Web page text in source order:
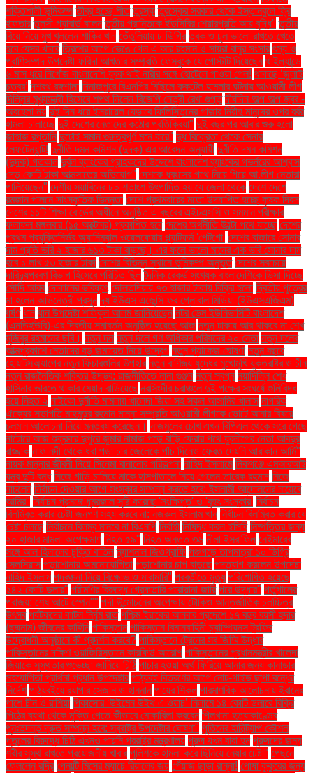
শক্তিশালী ভূমিকম্প তীব্র হচ্ছে শীত তুরস্ক তুরস্কের সরকার থেকে ইস্তানবুলে ফ্রি
ইফতার তুলসী গ্যাবার্ড বলেন তৃতীয় প্রান্তিকে ইউসিবির শেয়ারপ্রতি আয় বৃদ্ধি" তৃতীয়
বিয়ে নিয়ে মুখ খুললেন শাকিব খান তেঁতুলিয়ায় ৮ ডিগ্রি ত্বক ও চুল ভালো রাখতে খেতে
হবে যেসব খাবার ত্রিশের আগে ভেঙে গেল এ আর রহমান ও সায়রা বানুর সংসার ৎস্য ও
প্রাণিসম্পদ উপদেষ্টা ফরিদা আখতার সম্প্রতি ফেসবুকে যে পোস্টটি দিয়েছেন থাইল্যান্ডে
৬ মাস ধরে নিখোঁজ বাংলাদেশি যুবক থাই নারীর সঙ্গে হোটেলে পাওয়া গেল! থাকছে ‘জুলাই
চত্বর’ দশরথ রঙ্গশালা দিনাজপুরে বিএনপির মিছিলে ককটেল হামলার ঘটনায় আওয়ামী লীগ
দিল্লির মুখ্যমন্ত্রী হিসেবে শপথ নিলেন বিজেপি নেত্রী রেখা গুপ্ত দীর্ঘদিন অল্প অল্প জ্বর -
অবহেলা নয় দুই দিন ধরে ইসরায়েল যেভাবে ফিলিস্তিনের গাজার নিরীহ মানুষের ওপর বর্বর
হামলা চালাচ্ছে দুই দেশের নেতাদের কঠোর প্রতিক্রিয়া" দুই বছর পর আবার শুরু হলো
জাহাজ রপ্তানি দুটোই সমান গুরুত্বপূর্ণ মনে করে" দুধ বিক্রেতা থেকে সেনার
লেফটেন্যান্ট! দুর্নীতি দমন কমিশন (দুদক) এর আবেদন অনুযায়ী দুর্নীতি দমন কমিশন
(দুদক) গতকাল দুর্বল ব্যাংকের গ্রাহকদের উদ্দেশে বাংলাদেশ ব্যাংকের গভর্নরের আশ্বাস
দেড় কোটি টাকা আত্মসাতের অভিযোগ" দেশকে ধ্বংসের পথে নিয়ে গিয়ে আ.লীগ নেতারা
পালিয়েছেন" দেশীয় সয়াবিনের ৮০ শতাংশ উৎপাদিত হয় যে জেলা থেকে দেশে দেশে
রমজান পালনে সাংস্কৃতিক ভিন্নতা দেশে প্রথমবারের মতো উদযাপিত হচ্ছে কৃষক দিবস
দেশের ১১টি শিক্ষা বোর্ডের অধীনে অনুষ্ঠিত এ বছরের এইচএসসি ও সমমান পরীক্ষার
ফলাফল মঙ্গলবার (১৫ অক্টোবর) প্রকাশিত হবে দেশের অর্থনীতি উল্টো পথে যাচ্ছে দেশের
প্রথম প্রযুক্তিনির্ভর অ্যানিম্যাল ওয়েলফেয়ার প্ল্যাটফর্ম 'পেটগো' দেশের বাজারে সোনার
দাম প্রতি ভরি ২ হাজার ৬১৩ টাকা বাড়ছে। এর ফলে ভালো মানের এক ভরি সোনার দাম
হবে ১ লাখ ৫৩ হাজার টাকা দেশের বিভিন্ন স্থানে ভূমিকম্প অনুভূত দেশের সবচেয়ে
দারিদ্র্যপ্রবণ বিভাগ হিসেবে পরিচিত ছিল দৈনিক রেকর্ড সংখ্যক বাংলাদেশিকে ভিসা দিচ্ছে
সৌদি আরব দোকানের ভবিষ্যৎ দৌলতদিয়ায় ৭৩ হাজার টাকায় বিক্রি হলো দ্বিতীয় পুত্রের
মা হলেন অভিনেত্রী প্রসূন দ্য ইউএস এজেন্সি ফর গ্লোবাল মিডিয়া (ইউএসএজিএম)
ধর্ষণ ধান ধান উপদেষ্টা শফিকুল আলম জানিয়েছেন নটর ডেম ইউনিভার্সিটি বাংলাদেশ
(এনডিইউবি)-এর দ্বিতীয় সমাবর্তন অনুষ্ঠিত হয়েছে আজ নতুন টাকায় আর থাকবে না শেখ
মুজিবুর রহমানের ছবি। নতুন দল নতুন দলে গণ অধিকার পরিষদের ২০ নেতা নতুন দলের
আত্মপ্রকাশে নেতাদের বড় জমায়েত নিয়ে উদ্বেগ নতুন প্যাকেজ ঘোষণা নতুন বছরে
হোয়াটসঅ্যাপের নতুন ফিচারগুলির উপহার নতুন বাণিজ্য যুদ্ধের মুখোমুখি যুক্তরাষ্ট্র ও চীন
নতুন রাজনৈতিক শক্তির উদ্ভব: রাজনীতিতে নানা গুঞ্জন নতুন স্বপ্ন নয়াদিল্লি শেখ
হাসিনার ভারতে থাকার মেয়াদ বাড়িয়েছে নরসিংদীর চরাঞ্চলে দুই পক্ষের সংঘর্ষে গুলিবিদ্ধ
হয়ে নিহত ২ নাইকো দুর্নীতি মামলায় খালেদা জিয়া সহ সকল আসামির খালাস নাগরিক
ঐক্যের সভাপতি মাহমুদুর রহমান মান্না সম্প্রতি আওয়ামী লীগকে ভোটে আনার বিষয়ে
চলমান আলোচনা নিয়ে মন্তব্য করেছেন। নাজমুলের চোখ এখন বিপিএল থেকে সরে গেছে
নাটোরে আজ শুক্রবার দুপুরে জুমার নামাজ পড়ে বাড়ি ফেরার পথে যুবলীগের নেতা আবদুর
রাজ্জাক নাফ নদী থেকে ধরা পড়া চার জেলেকে পাঁচ দিনেও ফেরত দেয়নি আরাকান আর্মি"
নায়ক মান্নার জীবনী নিয়ে সিনেমা বানানোর পরিকল্পনা নাহিদ ইসলামে নিকগঞ্জে এমআরআই
যন্ত্র দুটি বন্ধ নিজে গাড়ি চালিয়ে মাকে হাসপাতালে নিয়ে গেলেন তারেক রহমান নিজে
নাচলেন নির্বাচন দেওয়ার আগে সংস্কার সম্পন্ন করতে হবে: ইসলামী আন্দোলনের নায়েবে
আমির" নির্বাচন প্রসঙ্গে ধূম্রজাল সৃষ্টি করেছে 'সংক্ষিপ্ত' ও 'বৃহৎ সংস্কার' নির্বাচন
বিলম্বিত করার চেষ্টা জনগণ সহ্য করবে না: নজরুল ইসলাম খান নির্বাচন বিলম্বিত করার যে
চেষ্টা চলছে নির্বাচনে বিলম্ব মানবে না বিএনপি নির্বাহী নিষিদ্ধ করল ইসিবি নিষ্পত্তির জন্য
২০ হাজার মামলা অপেক্ষমাণ নিহত ৫৯" নিহত অন্তত ৩৬ নীলা ইসরাফিল নেইমারের
সঙ্গে আল হিলালের চুক্তি বাতিল ন্যাশনাল জিওগ্রাফি পঞ্চগড়ে তাপমাত্রা ১০ ডিগ্রি
সেলসিয়াস পড়াশোনায় অমনোযোগিতা পড়াশোনার চাপ বাড়ছে পদত্যাগ করলেন উপদেষ্টা
নাহিদ ইসলাম পদবঞ্চনা নিয়ে বিক্ষোভ ও মারামারি" পরবর্তীতে মৃত্যু পরিশোধিত হয়েছে
২৪২ কোটি ডলার" পরীমণির বিরুদ্ধে গ্রেফতারি পরোয়ানা জারি পরে উদ্ধার" পর্তুগালের
পরাজয়; শেষ আটে স্পেন"" পর্দা উন্মোচনের অপেক্ষায় টোকিও আন্তর্জাতিক চলচ্চিত্র
উৎসব পর্যটকদের কাটল নির্ঘুম রাত পশ্চিম ইরাকের আনবার প্রদেশে ১৭ বছর বয়সী হুদার
(ছদ্মনাম) জীবনের কাহিনি পাকিস্তান পাকিস্তান বিমানবাহিনী চ্যাম্পিয়নস ট্রফির
উদ্বোধনী অনুষ্ঠানে কী প্রদর্শন করবে? পাকিস্তানে ট্রেনের সব জিম্মি উদ্ধার
পাকিস্তানের দক্ষিণ ওয়াজিরিস্তানে কারফিউ আরোপ পাকিস্তানের প্রধানমন্ত্রীর খালেদা
জিয়াকে সুস্থতার শুভেচ্ছা জানিয়ে চিঠি পাচার হওয়া অর্থ ফিরিয়ে আনার জন্য কানাডার
সহযোগিতা প্রার্থনা প্রধান উপদেষ্টার পাঠ্যবই বিতরণের আগে নোট-গাইড ছাপা বন্ধের
নির্দেশ পাঠ্যবইয়ে র‍্যাপার সেজান ও হান্নান পায়ের শিকল পারমাণবিক আলোচনায় ইরানের
পাশে চীন ও রাশিয়া পিকাসোর ‘উইমেন উইথ এ ওয়াচ’ নিলামে ১৪ কোটি ডলারে বিক্রি
পিঠের ব্যথা থেকে মুক্তি পেতে কীভাবে মোকাবিলা করবেন পিলখানা হত্যাকাণ্ডের
পুনঃতদন্ত দ্রুত সম্পন্ন হবে: স্বরাষ্ট্র উপদেষ্টার ঘোষণা" পুতিনের হানিট্র্যাপ কৌশল
পুতুলের বিরুদ্ধে চিঠি এখনও পায়নি পররাষ্ট্র মন্ত্রণালয় পুরুষ যখন বাবা হন পুরুষদের জন্য
শরীর সুস্থ রাখতে প্রয়োজনীয় খাবার পুলিশকে হামলা করে ছিনিয়ে নেয়ার চেষ্টা" পেছনে
ফেললেন রদ্রি পেনাল্টি মিসের ম্যাচে রিয়ালের জয় পেঁয়াজ ছাড়া রান্না! পোষা কুকুরের জন্য